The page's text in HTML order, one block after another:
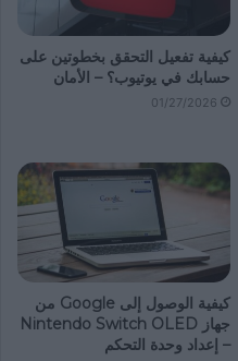
كيفية تفعيل التحقق بخطوتين على
حسابك في يوتيوب؟ – الأمان
01/27/2026
كيفية الوصول إلى Google من
جهاز Nintendo Switch OLED
– إعداد وحدة التحكم